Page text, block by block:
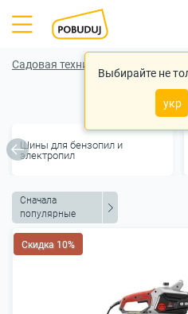
Выбирайте не
укр
Садовая техника
Шины для бензопил и
электропил
Сначала
популярные
Скидка 10%